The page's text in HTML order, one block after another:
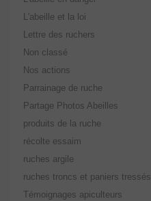
L'abeille et la loi
Lettre des ruchers
Non classé
Nos actions
Parrainage de ruche
Partage Photos Abeilles
produits de la ruche
récolte essaim
ruches argile
ruches troncs et paniers tressés
Témoignages apiculteurs